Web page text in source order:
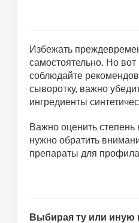
Избежать
самостоятельно. Но
соблюдайте
сыворотку, важно
ингредиенты
Важно оценить
нужно обратить
препараты для
Выбирая ту или иную